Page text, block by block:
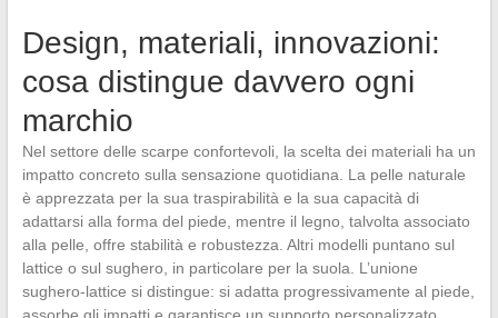
Design, materiali, innovazioni:
cosa distingue davvero ogni
marchio
Nel settore delle scarpe confortevoli, la scelta dei materiali ha un
impatto concreto sulla sensazione quotidiana. La pelle naturale
è apprezzata per la sua traspirabilità e la sua capacità di
adattarsi alla forma del piede, mentre il legno, talvolta associato
alla pelle, offre stabilità e robustezza. Altri modelli puntano sul
lattice o sul sughero, in particolare per la suola. L’unione
sughero-lattice si distingue: si adatta progressivamente al piede,